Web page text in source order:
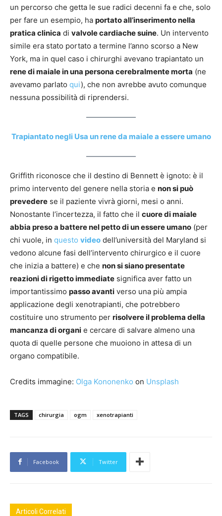
un percorso che getta le sue radici decenni fa e che, solo
per fare un esempio, ha portato all’inserimento nella
pratica clinica di valvole cardiache suine. Un intervento
simile era stato portato a termine l’anno scorso a New
York, ma in quel caso i chirurghi avevano trapiantato un
rene di maiale in una persona cerebralmente morta (ne
avevamo parlato qui), che non avrebbe avuto comunque
nessuna possibilità di riprendersi.
Trapiantato negli Usa un rene da maiale a essere umano
Griffith riconosce che il destino di Bennett è ignoto: è il
primo intervento del genere nella storia e non si può
prevedere se il paziente vivrà giorni, mesi o anni.
Nonostante l’incertezza, il fatto che il cuore di maiale
abbia preso a battere nel petto di un essere umano (per
chi vuole, in questo video dell’università del Maryland si
vedono alcune fasi dell’intervento chirurgico e il cuore
che inizia a battere) e che non si siano presentate
reazioni di rigetto immediate significa aver fatto un
importantissimo passo avanti verso una più ampia
applicazione degli xenotrapianti, che potrebbero
costituire uno strumento per risolvere il problema della
mancanza di organi e cercare di salvare almeno una
quota di quelle persone che muoiono in attesa di un
organo compatibile.
Credits immagine: Olga Kononenko on Unsplash
TAGS chirurgia ogm xenotrapianti
Facebook Twitter
Articoli Correlati